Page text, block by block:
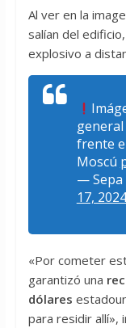
Al ver en la
salían del
explosivo a
frente
Moscú
— Sepa
17, 2024
«Por cometer
garantizó una
dólares
para residir allí»,